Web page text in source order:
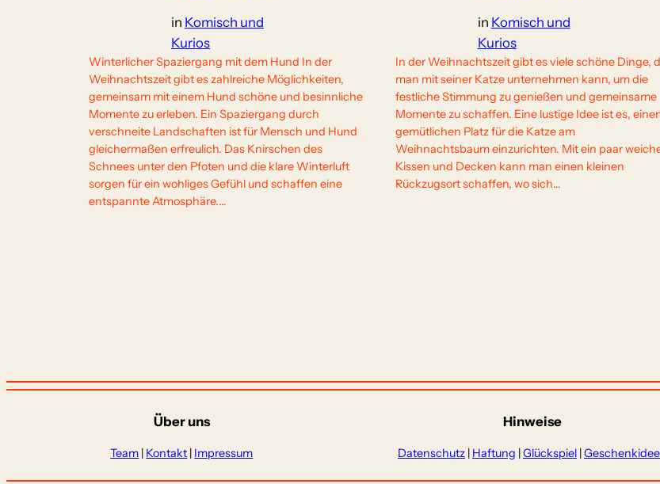
in Komisch und
Kurios
Winterlicher Spaziergang mit dem Hund In der
Weihnachtszeit gibt es zahlreiche Möglichkeiten,
gemeinsam mit einem Hund schöne und besinnliche
Momente zu erleben. Ein Spaziergang durch
verschneite Landschaften ist für Mensch und Hund
gleichermaßen erfreulich. Das Knirschen des
Schnees unter den Pfoten und die klare Winterluft
sorgen für ein wohliges Gefühl und schaffen eine
entspannte Atmosphäre.…
in Komisch und
Kurios
In der Weihnachtszeit gibt es viele schöne Dinge,
man mit seiner Katze unternehmen kann, um die
festliche Stimmung zu genießen und gemeinsame
Momente zu schaffen. Eine lustige Idee ist es,
gemütlichen Platz für die Katze am
Weihnachtsbaum einzurichten. Mit ein paar
Kissen und Decken kann man einen kleinen
Rückzugsort schaffen, wo sich…
Über uns
Team | Kontakt | Impressum
Hinweise
Datenschutz | Haftung |Glückspiel |